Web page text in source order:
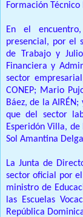
Formación
En el
presencial, por el
de Trabajo y
Financiera y
sector
CONEP; Mario
Báez, de la AIRÉN;
que del sector
Esperidón Villa, de
Sol Amantina
La Junta de
sector oficial por
ministro de
las Escuelas
República